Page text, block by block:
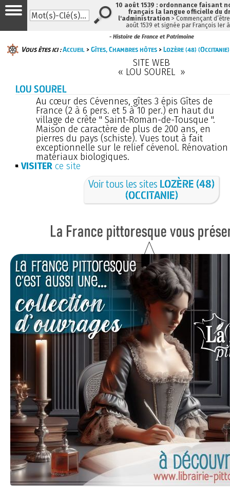
- Histoire de France et Patrimoine
Vous êtes ici :Accueil >Gîtes, Chambres hôtes >Lozère (48) (Occitanie)
SITE WEB
« LOU SOUREL »
LOU SOUREL
Au cœur des Cévennes, gîtes 3 épis Gîtes de
France (2 à 6 pers. et 5 à 10 per.) en haut du
village de crête " Saint-Roman-de-Tousque ".
Maison de caractère de plus de 200 ans, en
pierres du pays (schiste). Vues tout à fait
exceptionnelle sur le relief cévenol. Rénovation
matériaux biologiques.
VISITER ce site
Voir tous les sites LOZÈRE (48)
(OCCITANIE)
10 août 1539 : ordonnance faisant
français la langue officielle du
l'administration > Commençant
août 1539 et signée par François Ier